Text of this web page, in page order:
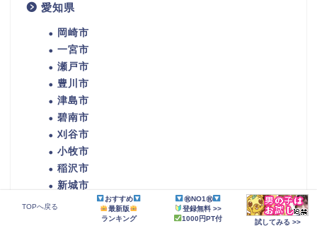
愛知県
岡崎市
一宮市
瀬戸市
豊川市
津島市
碧南市
刈谷市
小牧市
稲沢市
新城市
TOPへ戻る
おすすめ
最新版
ランキング
㊗NO1㊗
登録無料 >>
1000円PT付
試してみる >>